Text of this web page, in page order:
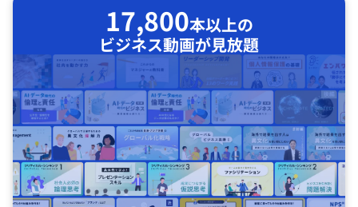
17,800本以上の
ビジネス動画が見放題